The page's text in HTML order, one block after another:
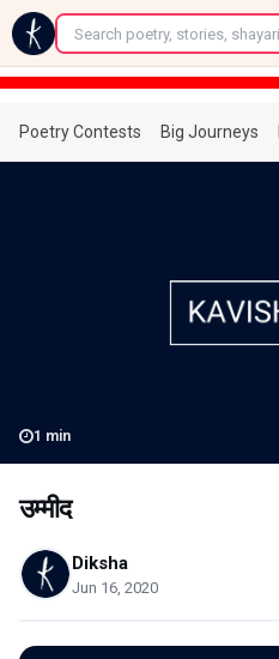
←
Poetry Contests Big Journeys
1 min
उम्मीद
Diksha
Jun 16, 2020